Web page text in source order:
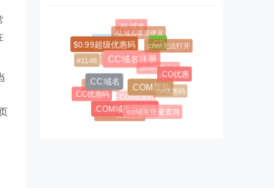
#1045
#1146
$0.99超级优惠码
.AL域名
.AL域名哪里便宜
.AL域名注册商
.asia优惠码
.CC优惠码
.CC域名
.CC域名注册
.CF
.chm无法打开
.chm问题大全
.COM优惠码
.COM便宜注册
.COM域名优惠码
.COM新购
.CO优惠
.co优惠码
.co域名批量查询